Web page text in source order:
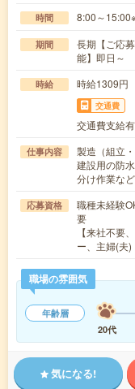
時間 8:00～
期間
長期【ご応
能】即日～
時給 時給1309円
交通費
交通費支給
仕事内容
製造（組立・
建設用の防
分け作業な
応募資格
職種未経験
要
【来社不要
ー、主婦(
職場の雰囲気
年齢層
20代
気になる!